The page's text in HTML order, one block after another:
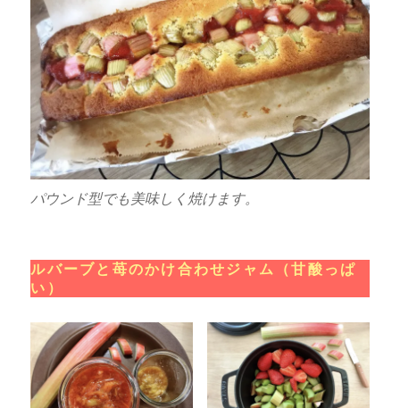
パウンド型でも美味しく焼けます。
ルバーブと苺のかけ合わせジャム（甘酸っぱ
い）